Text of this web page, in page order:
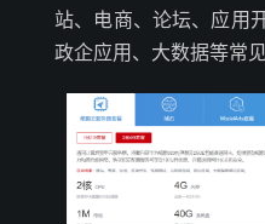
站、电商、论坛、应用
政企应用、大数据等常见